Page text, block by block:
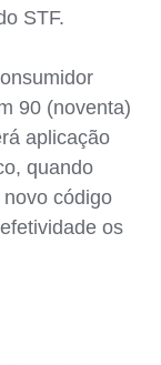
STF.
90 (noventa)
aplicação
quando
código
os